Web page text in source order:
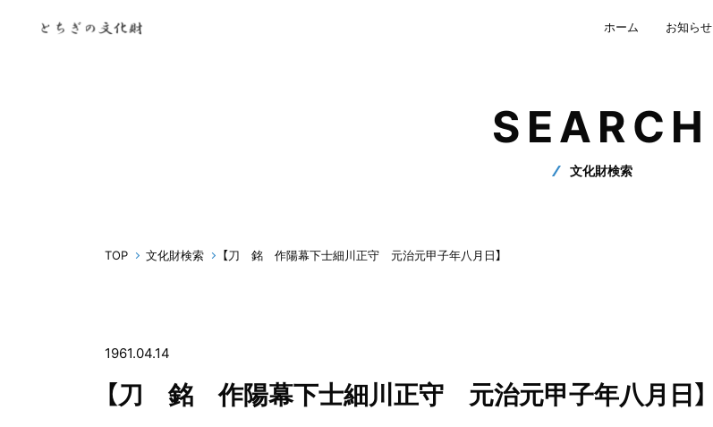
ホーム お知らせ
SEARCH
文化財検索
TOP 文化財検索 【刀 銘 作陽幕下士細川正守 元治元甲子年八月日】
1961.04.14
【刀 銘 作陽幕下士細川正守 元治元甲子年八月日】